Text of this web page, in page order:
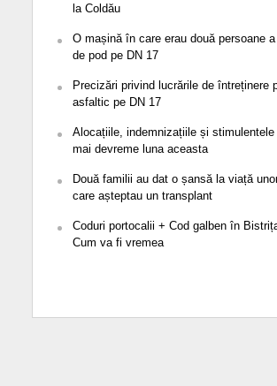
la Coldău
O mașină în care erau două persoane
de pod pe DN 17
Precizări privind lucrările de întreținere
asfaltic pe DN 17
Alocațiile, indemnizațiile și
mai devreme luna aceasta
Două familii au dat o șansă la viață
care așteptau un transplant
Coduri portocalii + Cod galben în
Cum va fi vremea